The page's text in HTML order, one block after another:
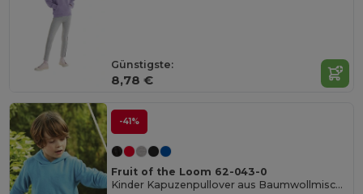
Günstigste:
8,78 €
-41%
Fruit of the Loom 62-043-0
Kinder Kapuzenpullover aus Baumwollmischung